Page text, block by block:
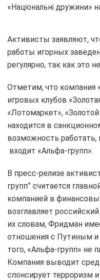
«Національні дружини»
Активисты заявляют,
работы игорных
регулярно, так как это
Отметим, что компания
игровых клубов
«Лотомаркет»,
находится в
возможность работать,
входит «Альфа-групп».
В пресс-релизе
групп” считается
компанией в
возглавляет
их словам, Фридман
отношения с Путиным
того, «Альфа-групп» не
Компания выводит
спонсирует терроризм